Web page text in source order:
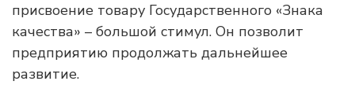
присвоение товару Государственного «Знака
качества» – большой стимул. Он позволит
предприятию продолжать дальнейшее
развитие.